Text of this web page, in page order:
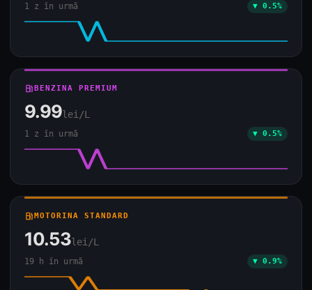
1 z în urmă ▼ 0.5%
local_gas_stationBENZINA PREMIUM
9.99lei/L
1 z în urmă ▼ 0.5%
local_gas_stationMOTORINA STANDARD
10.53lei/L
19 h în urmă ▼ 0.9%